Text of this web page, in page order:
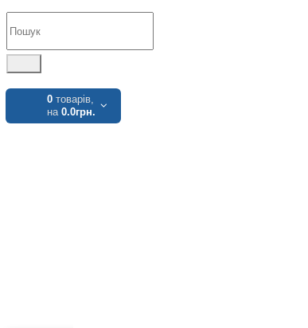
0 товарів,
на 0.0грн.